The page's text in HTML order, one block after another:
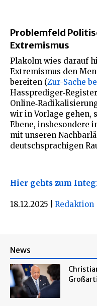
Problemfeld
Extremismus
Plakolm wies darauf
Extremismus den
bereiten (Zur-Sache
wir in Vorlage gehen,
Ebene, insbesondere
mit unseren
deutschsprachigen
Hier gehts zum
18.12.2025 Redaktion
News